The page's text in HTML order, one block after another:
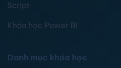
Script
Khóa học Power BI
Danh mục khóa học